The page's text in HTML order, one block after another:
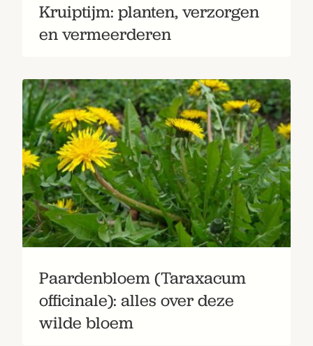
Kruiptijm: planten, verzorgen
en vermeerderen
Paardenbloem (Taraxacum
officinale): alles over deze
wilde bloem